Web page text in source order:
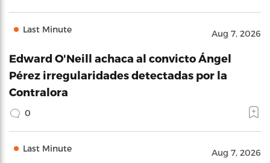
Last Minute Aug 7, 2026
Edward O'Neill achaca al convicto Ángel
Pérez irregularidades detectadas por la
Contralora
0
Last Minute Aug 7, 2026